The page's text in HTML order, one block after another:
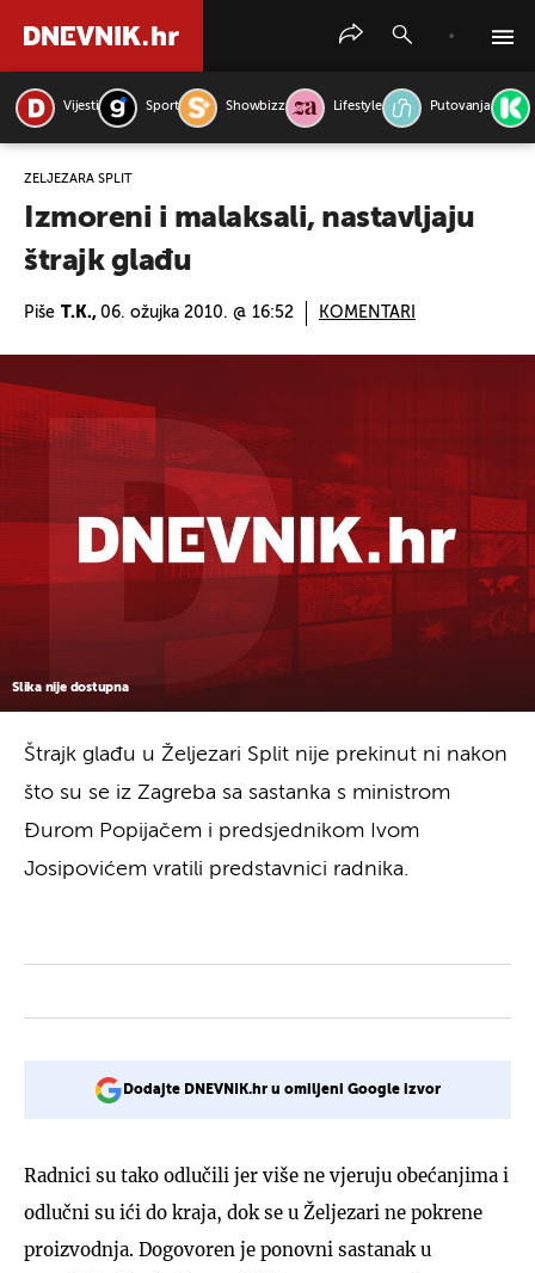
Vijesti Sport Showbizz Lifestyle Putovanja
ŽELJEZARA SPLIT
Izmoreni i malaksali, nastavljaju
štrajk glađu
Piše T.K., 06. ožujka 2010. @ 16:52 KOMENTARI
Slika nije dostupna
Štrajk glađu u Željezari Split nije prekinut ni nakon
što su se iz Zagreba sa sastanka s ministrom
Đurom Popijačem i predsjednikom Ivom
Josipovićem vratili predstavnici radnika.
Dodajte DNEVNIK.hr u omiljeni Google izvor
Radnici su tako odlučili jer više ne vjeruju obećanjima i
odlučni su ići do kraja, dok se u Željezari ne pokrene
proizvodnja. Dogovoren je ponovni sastanak u
PRETRAŽITE VIJESTI